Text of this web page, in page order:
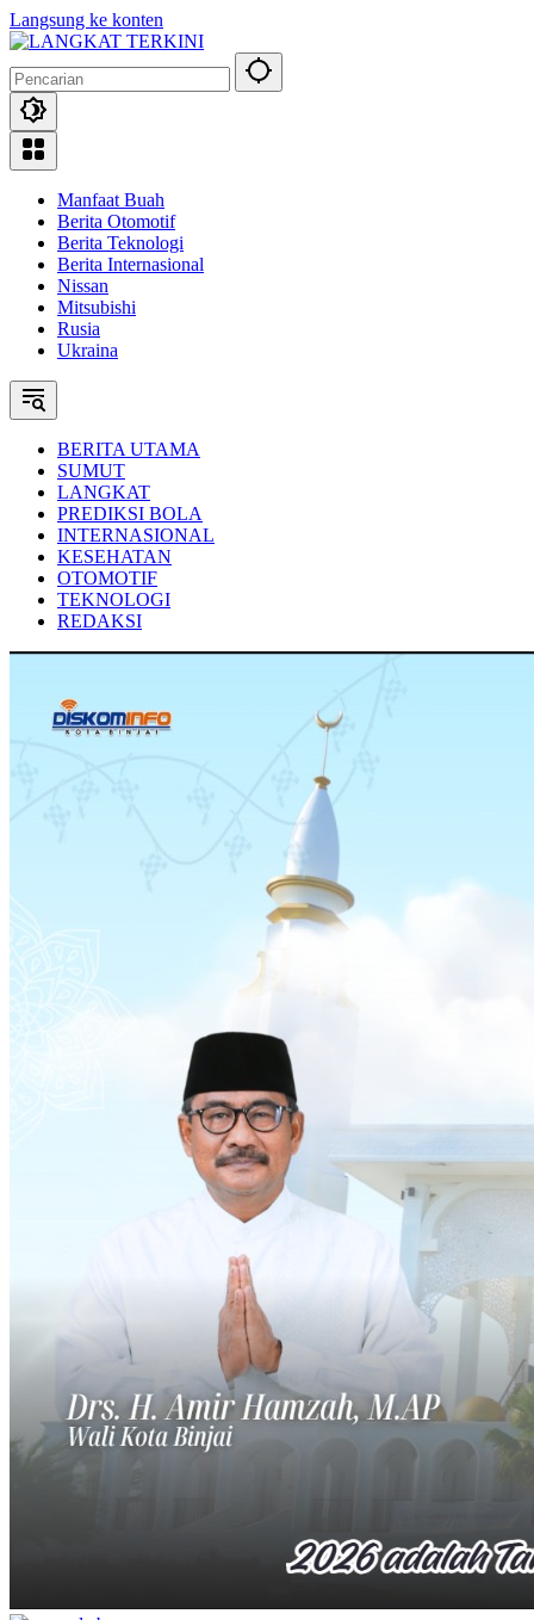
Langsung ke konten
Manfaat Buah
Berita Otomotif
Berita Teknologi
Berita Internasional
Nissan
Mitsubishi
Rusia
Ukraina
BERITA UTAMA
SUMUT
LANGKAT
PREDIKSI BOLA
INTERNASIONAL
KESEHATAN
OTOMOTIF
TEKNOLOGI
REDAKSI